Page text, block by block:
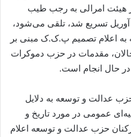
هیئت امرالی به رجب طیب
اردوغان، رئیس جمهور ترکیه در ۱۰ آوریل تسریع شد، تلقی می‌شود،
به اعلام تصمیم پ.ک.ک مبنی بر
مقدمات در حزب دموکرات
حال انجام است.
عدالت و توسعه به دلایل
عمومی در مورد تاریخ و
حزب عدالت و توسعه اعلام